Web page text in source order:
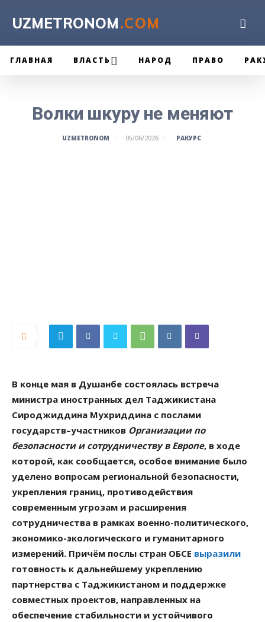
UZMETRONOM.COM
ГЛАВНАЯ ВЛАСТЬ НАРОД ПРАВО
Волки шкуру не меняют
UZMETRONOM 05/06/2026 РАКУРС
В конце мая в Душанбе состоялась встреча
министра иностранных дел Таджикистана
Сироджиддина Мухриддина с послами
государств–участников Организации по
безопасности и сотрудничеству в Европе, в ходе
которой, как сообщается, особое внимание было
уделено вопросам региональной безопасности,
укрепления границ, противодействия
современным угрозам и расширения
сотрудничества в рамках военно-политического,
экономико-экологического и гуманитарного
измерений. Причём послы стран ОБСЕ выразили
готовность к дальнейшему укреплению
партнерства с Таджикистаном и поддержке
совместных проектов, направленных на
обеспечение стабильности и устойчивого